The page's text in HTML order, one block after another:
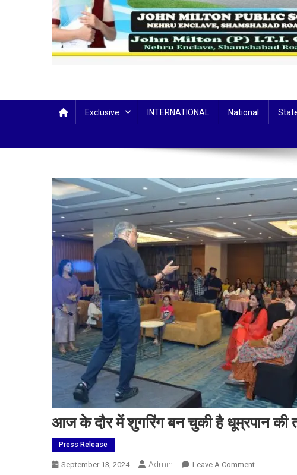
Exclusive INTERNATIONAL National
आज के दौर में शुगरिंग बन चुकी है धूम्रपान की
Press Release
September 13, 2024 Admin Leave A CommentOn